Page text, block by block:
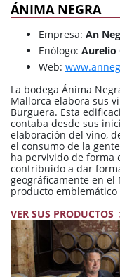
ÁNIMA NEGRA
Empresa: An
Enólogo: Aurelio
Web:
La bodega Ánima
Mallorca elabora sus
Burguera. Esta
contaba desde sus
elaboración del vino,
el consumo de la
ha pervivido de forma
contribuido a dar
geográficamente en
producto
VER SUS PRODUCTOS